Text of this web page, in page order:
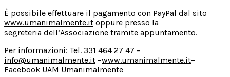
È possibile effettuare il pagamento con PayPal dal sito
www.umanimalmente.it oppure presso la
segreteria dell’Associazione tramite appuntamento.
Per informazioni: Tel. 331 464 27 47 –
info@umanimalmente.it –www.umanimalmente.it–
Facebook UAM Umanimalmente